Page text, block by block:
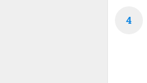
4